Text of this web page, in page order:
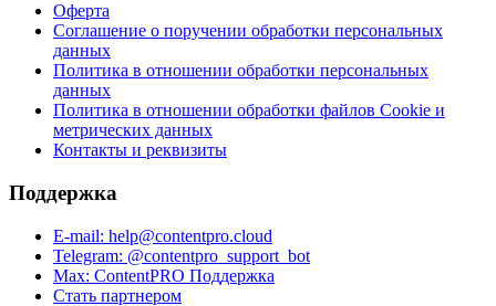
Оферта
Соглашение о поручении обработки персональных
данных
Политика в отношении обработки персональных
данных
Политика в отношении обработки файлов Cookie и
метрических данных
Контакты и реквизиты
Поддержка
E-mail: help@contentpro.cloud
Telegram: @contentpro_support_bot
Max: ContentPRO Поддержка
Стать партнером